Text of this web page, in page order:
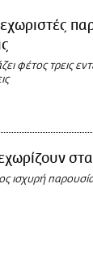
φέτος τρεις
ισχυρή